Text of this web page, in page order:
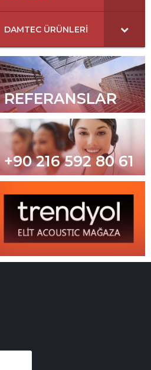
DAMTEC ÜRÜNLERI
REFERANSLAR
+90 216 592 80 61